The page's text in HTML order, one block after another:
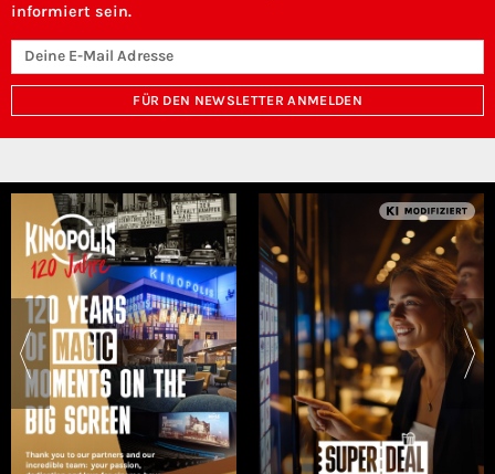
informiert sein.
FÜR DEN NEWSLETTER ANMELDEN